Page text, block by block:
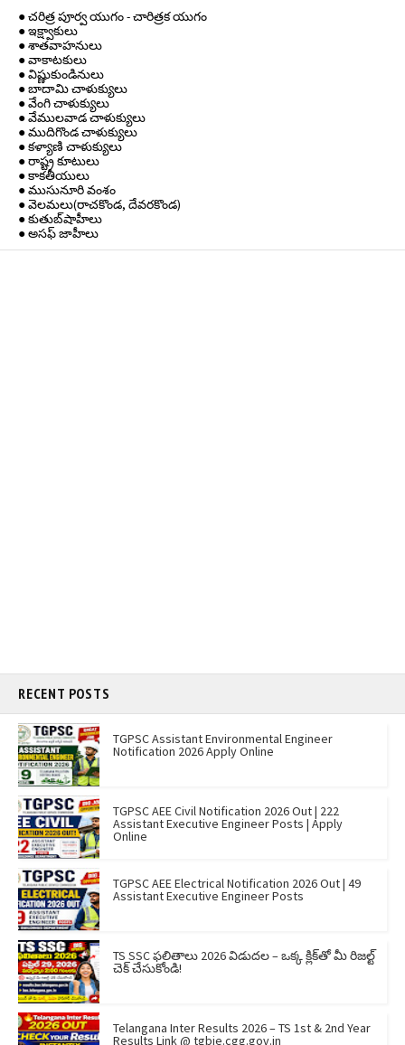
● చరిత్ర పూర్వ యుగం - చారిత్రక యుగం
● ఇక్ష్వాకులు
● శాతవాహనులు
● వాకాటకులు
● విష్ణుకుండినులు
● బాదామి చాళుక్యులు
● వేంగి చాళుక్యులు
● వేములవాడ చాళుక్యులు
● ముదిగొండ చాళుక్యులు
● కళ్యాణి చాళుక్యులు
● రాష్ట్ర కూటులు
● కాకతీయులు
● ముసునూరి వంశం
● వెలమలు(రాచకొండ, దేవరకొండ)
● కుతుబ్‌షాహీలు
● అసఫ్ జాహీలు
RECENT POSTS
TGPSC Assistant Environmental Engineer
Notification 2026 Apply Online
TGPSC AEE Civil Notification 2026 Out | 222
Assistant Executive Engineer Posts | Apply
Online
TGPSC AEE Electrical Notification 2026 Out | 49
Assistant Executive Engineer Posts
TS SSC ఫలితాలు 2026 విడుదల – ఒక్క క్లిక్‌తో మీ రిజల్ట్
చెక్ చేసుకోండి!
Telangana Inter Results 2026 – TS 1st & 2nd Year
Results Link @ tgbie.cgg.gov.in